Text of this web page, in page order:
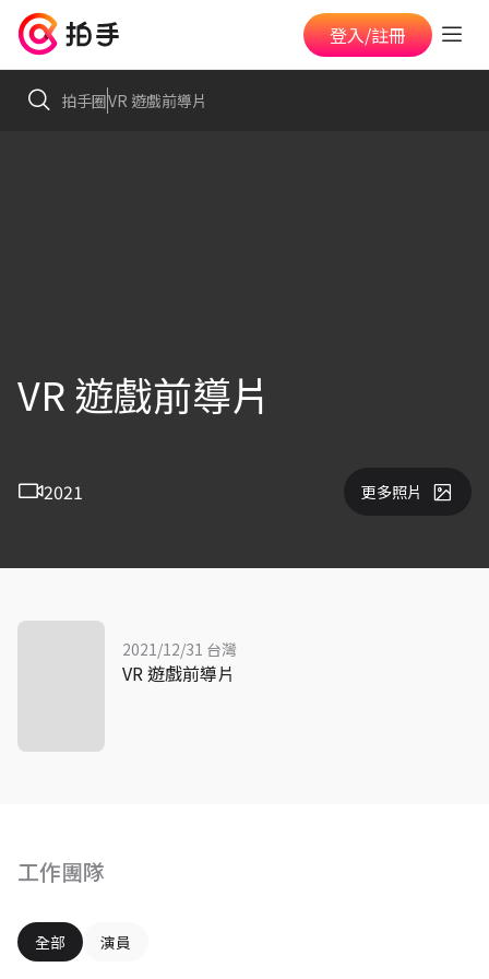
登入/註冊
拍手圈VR 遊戲前導片
VR 遊戲前導片
2021 更多照片
工作團隊
全部 演員
2021/12/31 台灣
VR 遊戲前導片